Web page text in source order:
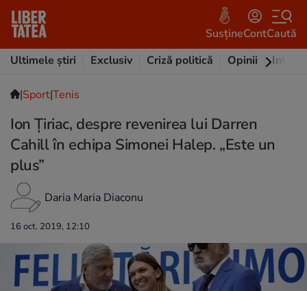
SusțineContCaută
Ultimele știri
Exclusiv Criză politică Opinii
|Sport|Tenis
Ion Țiriac, despre revenirea lui Darren
Cahill în echipa Simonei Halep. „Este un
plus”
Daria Maria Diaconu
16 oct. 2019, 12:10